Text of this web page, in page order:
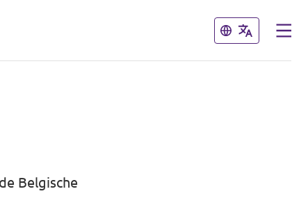
Sluiten
Sluiten
Belgische